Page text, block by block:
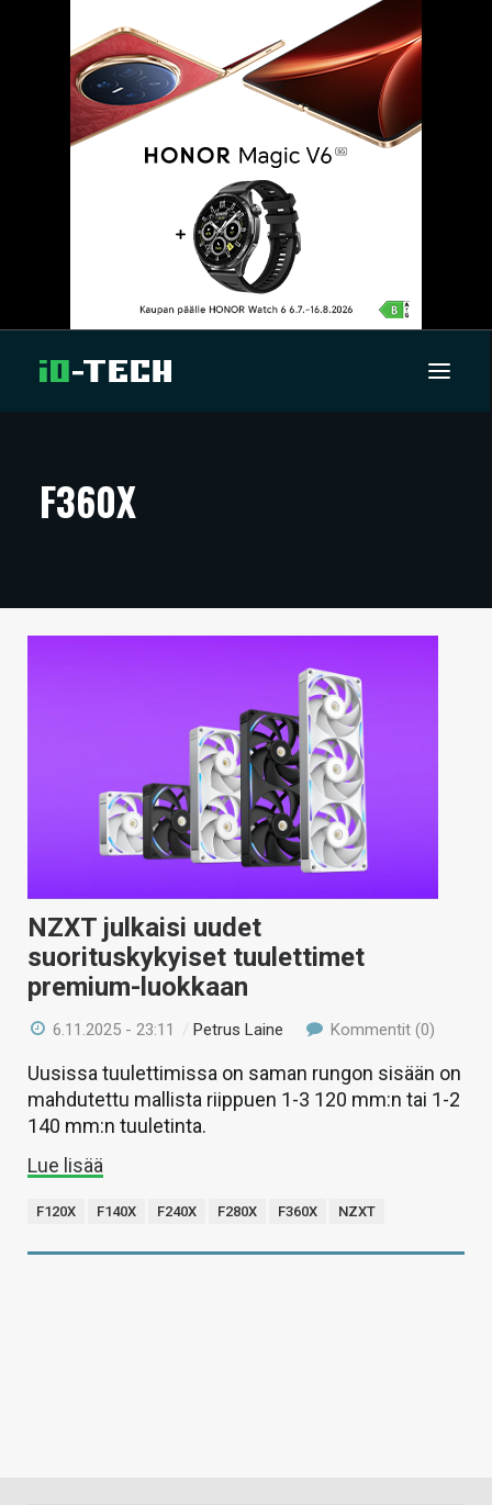
ARTIKKELIT
TECHBBS
VAIHDA TEEMA
HAKU
F360X
NZXT julkaisi uudet
suorituskykyiset tuulettimet
premium-luokkaan
6.11.2025 - 23:11 / Petrus Laine Kommentit (0)
Uusissa tuulettimissa on saman rungon sisään on
mahdutettu mallista riippuen 1-3 120 mm:n tai 1-2
140 mm:n tuuletinta.
Lue lisää
F120X F140X F240X F280X F360X NZXT